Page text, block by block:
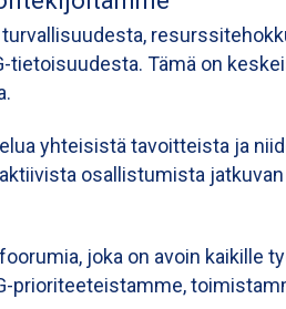
tietoisuudesta. Tämä on
yhteisistä tavoitteista ja
osallistumista
joka on avoin kaikille
prioriteeteistamme,